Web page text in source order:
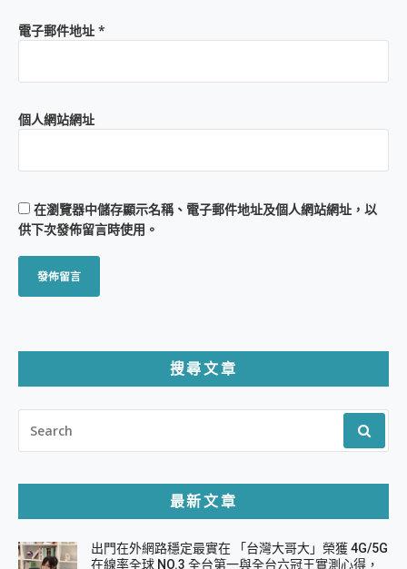
電子郵件地址 *
個人網站網址
在瀏覽器中儲存顯示名稱、電子郵件地址及個人網站網址，以
供下次發佈留言時使用。
搜尋文章
FOR:
最新文章
出門在外網路穩定最實在 「台灣大哥大」榮獲 4G/5G
在線率全球 NO.3 全台第一與全台六冠王實測心得，